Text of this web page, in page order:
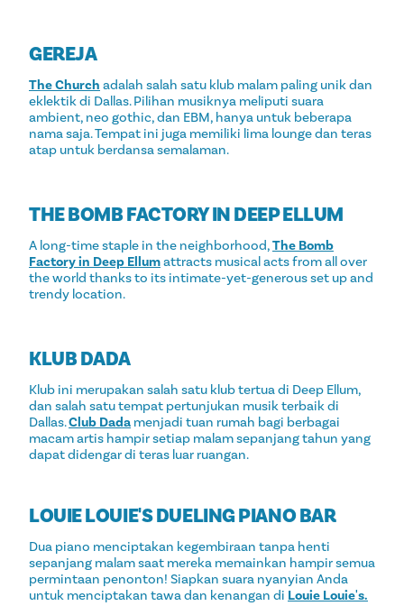
GEREJA
The Church adalah salah satu klub malam paling unik dan
eklektik di Dallas. Pilihan musiknya meliputi suara
ambient, neo gothic, dan EBM, hanya untuk beberapa
nama saja. Tempat ini juga memiliki lima lounge dan teras
atap untuk berdansa semalaman.
THE BOMB FACTORY IN DEEP ELLUM
A long-time staple in the neighborhood,The Bomb
Factory in Deep Ellumattracts musical acts from all over
the world thanks to its intimate-yet-generous set up and
trendy location.
KLUB DADA
Klub ini merupakan salah satu klub tertua di Deep Ellum,
dan salah satu tempat pertunjukan musik terbaik di
Dallas.Club Dada menjadi tuan rumah bagi berbagai
macam artis hampir setiap malam sepanjang tahun yang
dapat didengar di teras luar ruangan.
LOUIE LOUIE'S DUELING PIANO BAR
Dua piano menciptakan kegembiraan tanpa henti
sepanjang malam saat mereka memainkan hampir semua
permintaan penonton! Siapkan suara nyanyian Anda
untuk menciptakan tawa dan kenangan di Louie Louie's.